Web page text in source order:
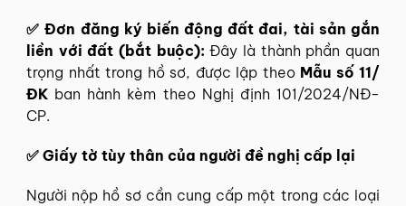
✅ Đơn đăng ký biến động đất đai, tài sản gắn
liền với đất (bắt buộc):Đây là thành phần quan
trọng nhất trong hồ sơ, được lập theo Mẫu số 11/
ĐK ban hành kèm theo Nghị định 101/2024/NĐ-
CP.
✅ Giấy tờ tùy thân của người đề nghị cấp lại
Người nộp hồ sơ cần cung cấp một trong các loại